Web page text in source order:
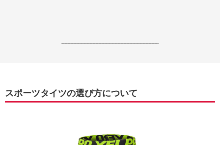
------------------------------------------------------------------
スポーツタイツの選び方について